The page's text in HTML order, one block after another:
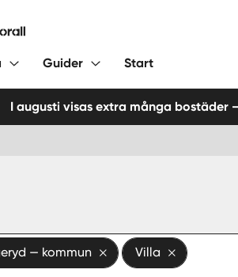
Guider Start
I augusti visas extra många bostäder
— kommun Villa